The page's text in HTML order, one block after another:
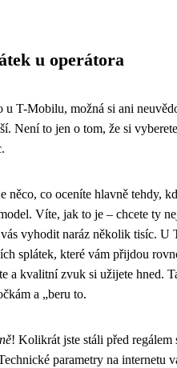
u operátora
T-Mobilu, možná si ani
Není to jen o tom, že si
něco, co oceníte hlavně tehdy,
Víte, jak to je – chcete ty
vyhodit naráz několik tisíc. U
splátek, které vám přijdou
a kvalitní zvuk si užijete hned.
a „beru to.
! Kolikrát jste stáli před regálem
parametry na internetu